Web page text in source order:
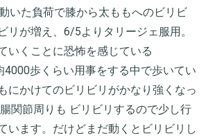
た負荷で膝から太ももへのビリビ
リが増え、6/5よりタリージェ服用。
いくことに恐怖を感じている
歩くらい用事をする中で歩いてい
にかけてのビリビリがかなり強くなっ
関節周りも ビリビリするので少し行
います。だけどまだ動くとビリビリし